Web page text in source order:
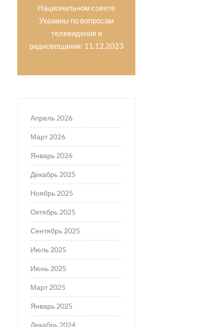
Национальном совете
Украины по вопросам
телевидения и
радиовещания: 11.12.2023
Апрель 2026
Март 2026
Январь 2026
Декабрь 2025
Ноябрь 2025
Октябрь 2025
Сентябрь 2025
Июль 2025
Июнь 2025
Март 2025
Январь 2025
Декабрь 2024